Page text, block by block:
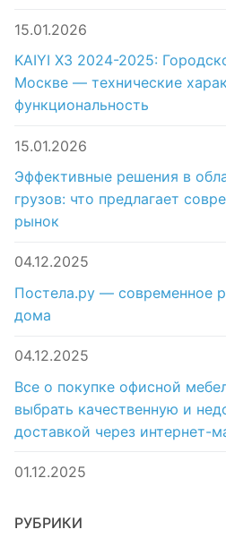
15.01.2026
KAIYI X3 2024-2025:
Москве — технические
функциональность
15.01.2026
Эффективные решения в
грузов: что предлагает
рынок
04.12.2025
Постела.ру — современное
дома
04.12.2025
Все о покупке офисной
выбрать качественную и
доставкой через интернет-
01.12.2025
РУБРИКИ